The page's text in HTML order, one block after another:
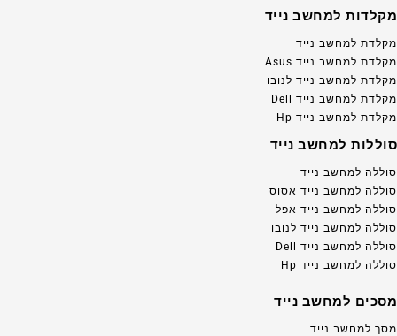
מקלדות למחשב נייד
מקלדת למחשב נייד
מקלדת למחשב נייד Asus
מקלדת למחשב נייד לנובו
מקלדת למחשב נייד Dell
מקלדת למחשב נייד Hp
סוללות למחשב נייד
סוללה למחשב נייד
סוללה למחשב נייד אסוס
סוללה למחשב נייד אפל
סוללה למחשב נייד לנובו
סוללה למחשב נייד Dell
סוללה למחשב נייד Hp
מסכים למחשב נייד
מסך למחשב נייד